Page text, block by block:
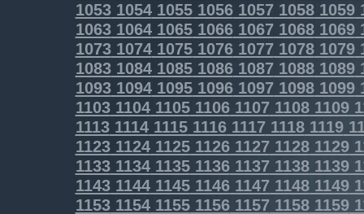
1053105410551056105710581059
1063106410651066106710681069
1073107410751076107710781079
1083108410851086108710881089
1093109410951096109710981099
1103110411051106110711081109
1113111411151116111711181119
11231124112511261127 11281129
11331134113511361137 11381139
11431144114511461147 11481149
11531154115511561157 11581159